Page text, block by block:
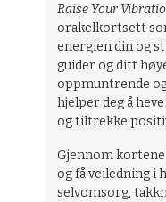
Raise Your
orakelkortsett
energien din og
guider og ditt
oppmuntrende
hjelper deg å
og tiltrekke
Gjennom
og få veiledning i
selvomsorg,